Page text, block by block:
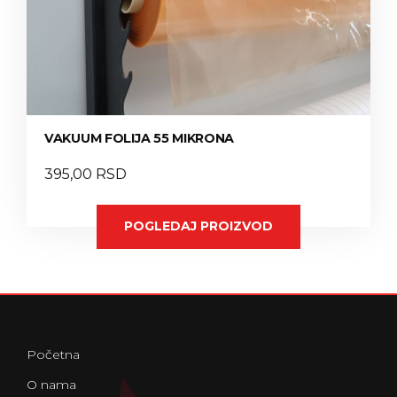
VAKUUM FOLIJA 55 MIKRONA
395,00 RSD
POGLEDAJ PROIZVOD
Početna
O nama